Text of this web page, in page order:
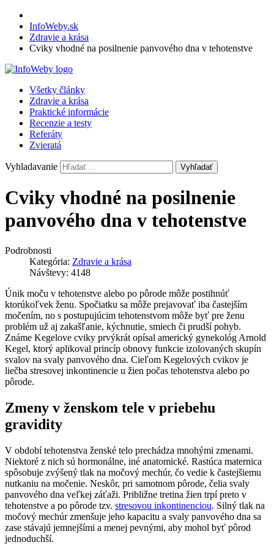
InfoWeby.sk
Zdravie a krása
Cviky vhodné na posilnenie panvového dna v tehotenstve
Všetky články
Zdravie a krása
Praktické informácie
Recenzie a testy
Referáty
Zvieratá
Vyhladavanie Vyhľadať
Cviky vhodné na posilnenie
panvového dna v tehotenstve
Podrobnosti
Kategória: Zdravie a krása
Návštevy: 4148
Únik moču v tehotenstve alebo po pôrode môže postihnúť
ktorúkoľvek ženu. Spočiatku sa môže prejavovať iba častejším
močením, no s postupujúcim tehotenstvom môže byť pre ženu
problém už aj zakašľanie, kýchnutie, smiech či prudší pohyb.
Známe Kegelove cviky prvýkrát opísal americký gynekológ Arnold
Kegel, ktorý aplikoval princíp obnovy funkcie izolovaných skupín
svalov na svaly panvového dna. Cieľom Kegelových cvikov je
liečba stresovej inkontinencie u žien počas tehotenstva alebo po
pôrode.
Zmeny v ženskom tele v priebehu
gravidity
V období tehotenstva ženské telo prechádza mnohými zmenami.
Niektoré z nich sú hormonálne, iné anatomické. Rastúca maternica
spôsobuje zvýšený tlak na močový mechúr, čo vedie k častejšiemu
nutkaniu na močenie. Neskôr, pri samotnom pôrode, čelia svaly
panvového dna veľkej záťaži. Približne tretina žien trpí preto v
tehotenstve a po pôrode tzv. stresovou inkontinenciou. Silný tlak na
močový mechúr zmenšuje jeho kapacitu a svaly panvového dna sa
zase stávajú jemnejšími a menej pevnými, aby mohol byť pôrod
jednoduchší.